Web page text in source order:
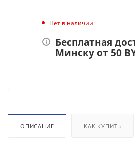
Нет в наличии
Бесплатная
Минску от 50
ОПИСАНИЕ КАК КУПИТЬ